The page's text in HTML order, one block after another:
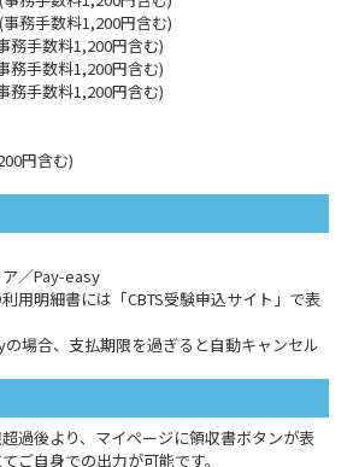
務手数料1,200円含む)
務手数料1,200円含む)
務手数料1,200円含む)
務手数料1,200円含む)
円含む)
／Pay-easy
用明細書には「CBTS受験申込サイト」で表
場合、支払期限を過ぎると自動キャンセル
過後より、マイページに領収書ボタンが表
ご自身での出力が可能です。